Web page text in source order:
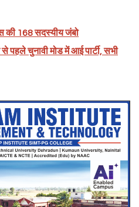
की 168 सदस्यीय जंबो
से पहले चुनावी मोड में आई पार्टी, सभी